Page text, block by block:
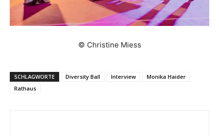
© Christine Miess
SCHLAGWORTE Diversity Ball Interview
Monika Haider
Rathaus